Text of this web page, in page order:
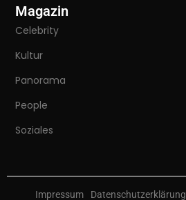
Magazin
Celebrity
Kultur
Panorama
People
Soziales
Impressum Datenschutzerklärung